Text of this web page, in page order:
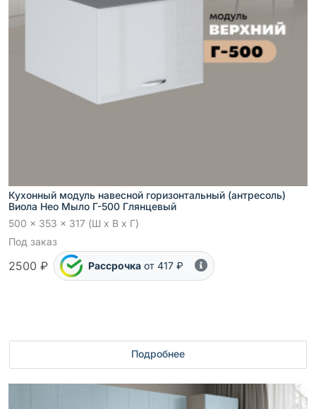
Кухонный модуль навесной горизонтальный (антресоль)
Виола Нео Мыло Г-500 Глянцевый
500 x 353 x 317 (Ш x В x Г)
Под заказ
2500 ₽ Рассрочка от 417 ₽
Подробнее